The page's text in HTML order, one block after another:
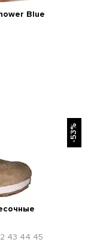
Blue
-53%
43 44 45